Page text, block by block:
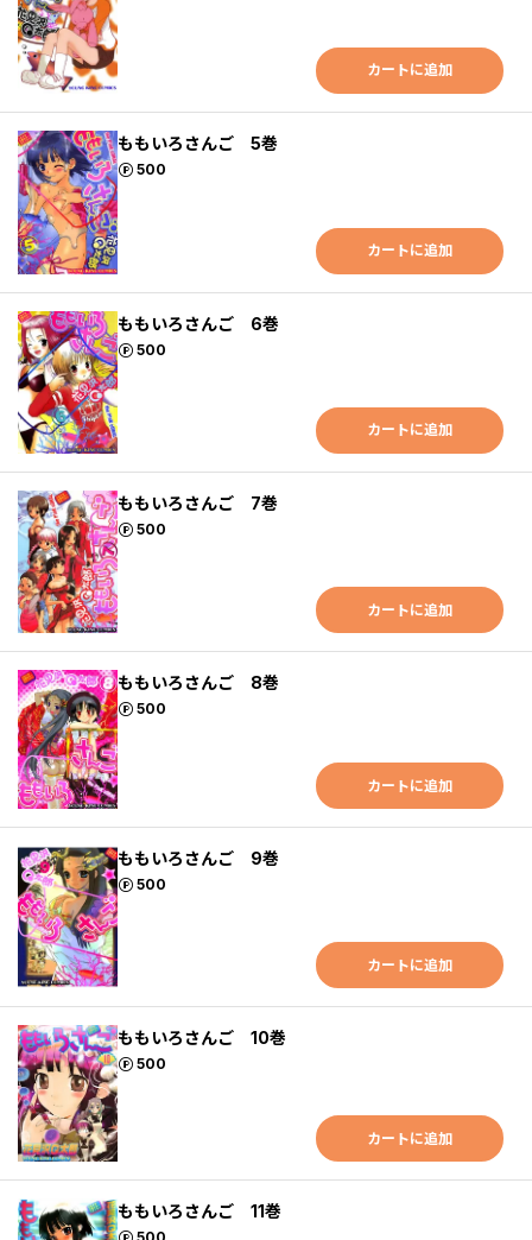
カートに追加
ももいろさんご 5巻
500
ポイント
カートに追加
ももいろさんご 6巻
500
ポイント
カートに追加
ももいろさんご 7巻
500
ポイント
カートに追加
ももいろさんご 8巻
500
ポイント
カートに追加
ももいろさんご 9巻
500
ポイント
カートに追加
ももいろさんご 10巻
500
ポイント
カートに追加
ももいろさんご 11巻